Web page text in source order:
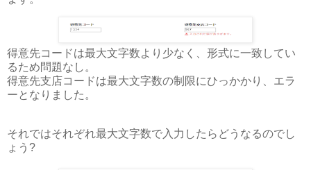
得意先コードは最大文字数より少なく、形式に一致してい
るため問題なし。
得意先支店コードは最大文字数の制限にひっかかり、エラ
ーとなりました。
それではそれぞれ最大文字数で入力したらどうなるのでし
ょう?